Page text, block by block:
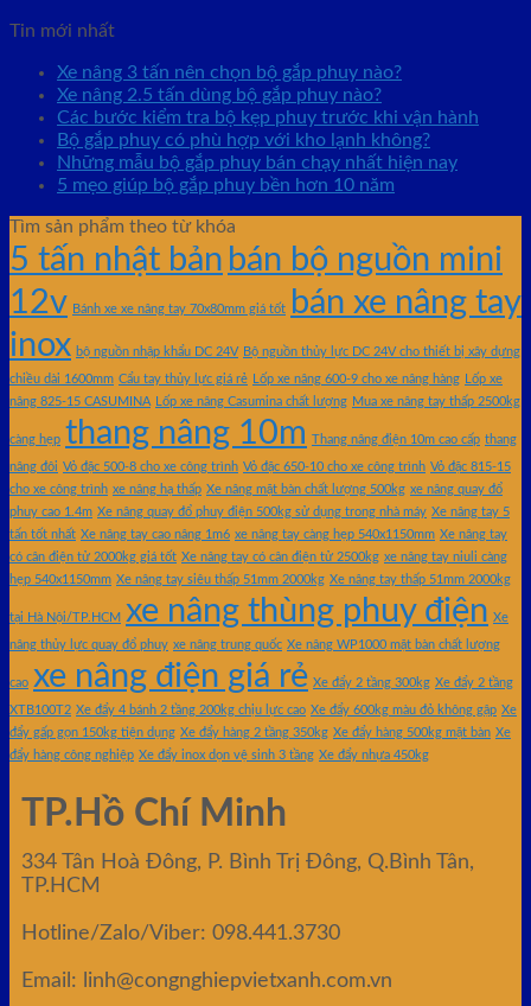
Tin mới nhất
Xe nâng 3 tấn nên chọn bộ gắp phuy nào?
Xe nâng 2.5 tấn dùng bộ gắp phuy nào?
Các bước kiểm tra bộ kẹp phuy trước khi vận hành
Bộ gắp phuy có phù hợp với kho lạnh không?
Những mẫu bộ gắp phuy bán chạy nhất hiện nay
5 mẹo giúp bộ gắp phuy bền hơn 10 năm
Tìm sản phẩm theo từ khóa
5 tấn nhật bản bán bộ nguồn mini
12v Bánh xe xe nâng tay 70x80mm giá tốt
bán xe nâng tay
inox bộ nguồn nhập khẩu DC 24V Bộ nguồn thủy lực DC 24V cho thiết bị xây dựng
chiều dài 1600mm Cẩu tay thủy lực giá rẻ Lốp xe nâng 600-9 cho xe nâng hàng
Lốp xe
nâng 825-15 CASUMINA
Lốp xe nâng Casumina chất lượng Mua xe nâng tay thấp 2500kg
càng hẹp thang nâng 10m Thang nâng điện 10m cao cấp thang
nâng đôi Vỏ đặc 500-8 cho xe công trình Vỏ đặc 650-10 cho xe công trình Vỏ đặc 815-15
cho xe công trình xe nâng hạ thấp Xe nâng mặt bàn chất lượng 500kg xe nâng quay đổ
phuy cao 1.4m Xe nâng quay đổ phuy điện 500kg sử dụng trong nhà máy Xe nâng tay 5
tấn tốt nhất Xe nâng tay cao nâng 1m6 xe nâng tay càng hẹp 540x1150mm Xe nâng tay
có cân điện tử 2000kg giá tốt Xe nâng tay có cân điện tử 2500kg xe nâng tay niuli càng
hẹp 540x1150mm Xe nâng tay siêu thấp 51mm 2000kg Xe nâng tay thấp 51mm 2000kg
tại Hà Nội/TP.HCM xe nâng thùng phuy điện Xe
nâng thủy lực quay đổ phuy xe nâng trung quốc Xe nâng WP1000 mặt bàn chất lượng
cao xe nâng điện giá rẻ Xe đẩy 2 tầng 300kg Xe đẩy 2 tầng
XTB100T2 Xe đẩy 4 bánh 2 tầng 200kg chịu lực cao Xe đẩy 600kg màu đỏ không gập Xe
đẩy gấp gọn 150kg tiện dụng Xe đẩy hàng 2 tầng 350kg Xe đẩy hàng 500kg mặt bàn Xe
đẩy hàng công nghiệp Xe đẩy inox dọn vệ sinh 3 tầng Xe đẩy nhựa 450kg
TP.Hồ Chí Minh
334 Tân Hoà Đông, P. Bình Trị Đông, Q.Bình Tân,
TP.HCM
Hotline/Zalo/Viber: 098.441.3730
Email: linh@congnghiepvietxanh.com.vn